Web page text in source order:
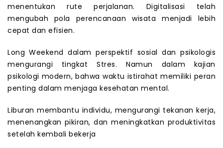
menentukan rute perjalanan. Digitalisasi telah
mengubah pola perencanaan wisata menjadi lebih
cepat dan efisien.
Long Weekend dalam perspektif sosial dan psikologis
mengurangi tingkat Stres. Namun dalam kajian
psikologi modern, bahwa waktu istirahat memiliki peran
penting dalam menjaga kesehatan mental.
Liburan membantu individu, mengurangi tekanan kerja,
menenangkan pikiran, dan meningkatkan produktivitas
setelah kembali bekerja